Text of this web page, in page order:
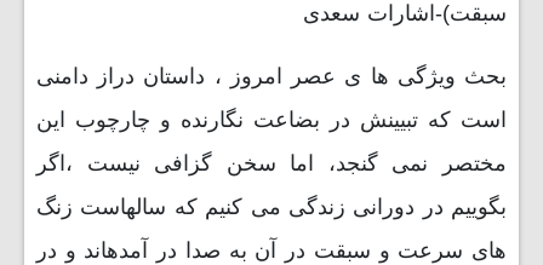
سبقت)-اشارات سعدی
بحث ویژگی ها ی عصر امروز ، داستان دراز دامنی
است که تبیینش در بضاعت نگارنده و چارچوب این
مختصر نمی گنجد، اما سخن گزافی نیست ،اگر
بگوییم در دورانی زندگی می کنیم که سالهاست زنگ
های سرعت و سبقت در آن به صدا در آمدهاند و در